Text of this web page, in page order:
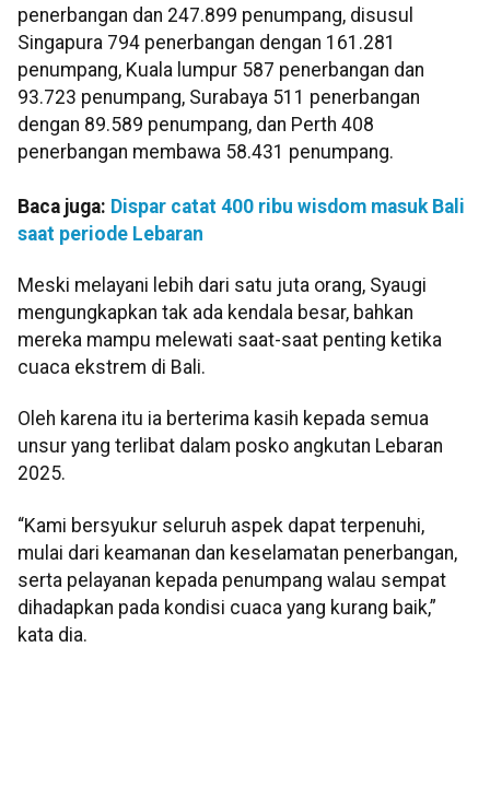
penerbangan dan 247.899 penumpang, disusul
Singapura 794 penerbangan dengan 161.281
penumpang, Kuala lumpur 587 penerbangan dan
93.723 penumpang, Surabaya 511 penerbangan
dengan 89.589 penumpang, dan Perth 408
penerbangan membawa 58.431 penumpang.
Baca juga: Dispar catat 400 ribu wisdom masuk Bali
saat periode Lebaran
Meski melayani lebih dari satu juta orang, Syaugi
mengungkapkan tak ada kendala besar, bahkan
mereka mampu melewati saat-saat penting ketika
cuaca ekstrem di Bali.
Oleh karena itu ia berterima kasih kepada semua
unsur yang terlibat dalam posko angkutan Lebaran
2025.
“Kami bersyukur seluruh aspek dapat terpenuhi,
mulai dari keamanan dan keselamatan penerbangan,
serta pelayanan kepada penumpang walau sempat
dihadapkan pada kondisi cuaca yang kurang baik,”
kata dia.